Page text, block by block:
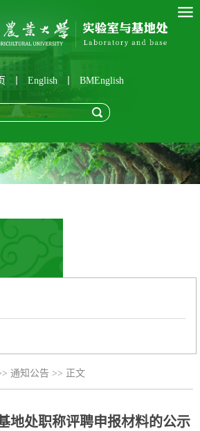
English BMEnglish
通知公告 >> 正文
地处职称评聘申报材料的公示